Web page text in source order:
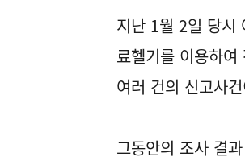
지난 1월 2일 당시
료헬기를 이용하
여러 건의 신고사
그동안의 조사 결